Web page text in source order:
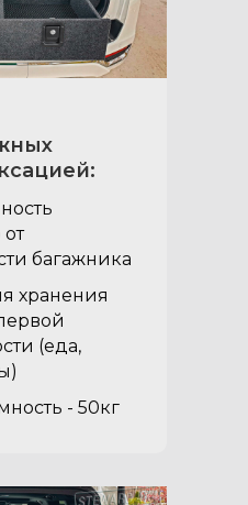
багажника
хранения
(еда,
- 50кг